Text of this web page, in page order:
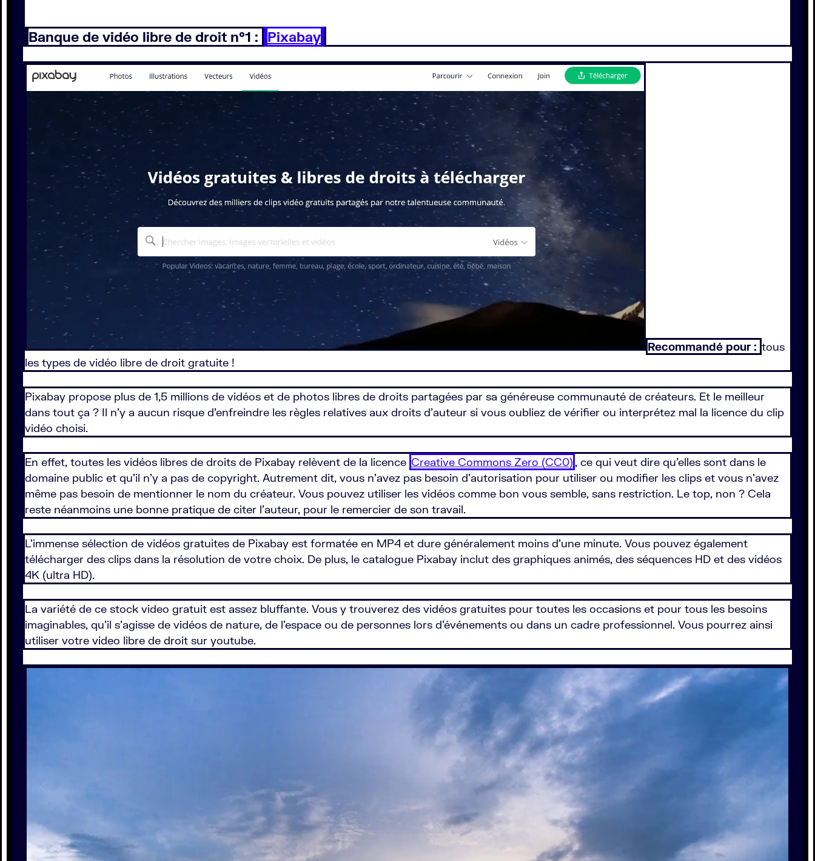
Banque de vidéo libre de droit n°1 : Pixabay
Recommandé pour : tous
les types de vidéo libre de droit gratuite !
Pixabay propose plus de 1,5 millions de vidéos et de photos libres de droits partagées par sa généreuse communauté de créateurs. Et le meilleur
dans tout ça ? Il n’y a aucun risque d’enfreindre les règles relatives aux droits d’auteur si vous oubliez de vérifier ou interprétez mal la licence du clip
vidéo choisi.
En effet, toutes les vidéos libres de droits de Pixabay relèvent de la licence Creative Commons Zero (CC0) , ce qui veut dire qu’elles sont dans le
domaine public et qu’il n’y a pas de copyright. Autrement dit, vous n’avez pas besoin d’autorisation pour utiliser ou modifier les clips et vous n’avez
même pas besoin de mentionner le nom du créateur. Vous pouvez utiliser les vidéos comme bon vous semble, sans restriction. Le top, non ? Cela
reste néanmoins une bonne pratique de citer l’auteur, pour le remercier de son travail.
L’immense sélection de vidéos gratuites de Pixabay est formatée en MP4 et dure généralement moins d’une minute. Vous pouvez également
télécharger des clips dans la résolution de votre choix. De plus, le catalogue Pixabay inclut des graphiques animés, des séquences HD et des vidéos
4K (ultra HD).
La variété de ce stock video gratuit est assez bluffante. Vous y trouverez des vidéos gratuites pour toutes les occasions et pour tous les besoins
imaginables, qu’il s’agisse de vidéos de nature, de l’espace ou de personnes lors d’événements ou dans un cadre professionnel. Vous pourrez ainsi
utiliser votre video libre de droit sur youtube.